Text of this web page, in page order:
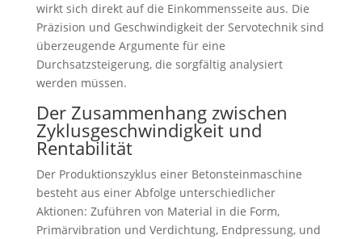
wirkt sich direkt auf die Einkommensseite aus. Die
Präzision und Geschwindigkeit der Servotechnik sind
überzeugende Argumente für eine
Durchsatzsteigerung, die sorgfältig analysiert
werden müssen.
Der Zusammenhang zwischen
Zyklusgeschwindigkeit und
Rentabilität
Der Produktionszyklus einer Betonsteinmaschine
besteht aus einer Abfolge unterschiedlicher
Aktionen: Zuführen von Material in die Form,
Primärvibration und Verdichtung, Endpressung, und